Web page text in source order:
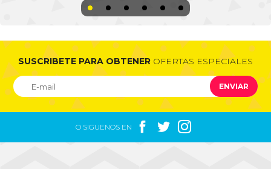
SUSCRIBETE PARA OBTENER OFERTAS ESPECIALES
ENVIAR
O SIGUENOS EN   